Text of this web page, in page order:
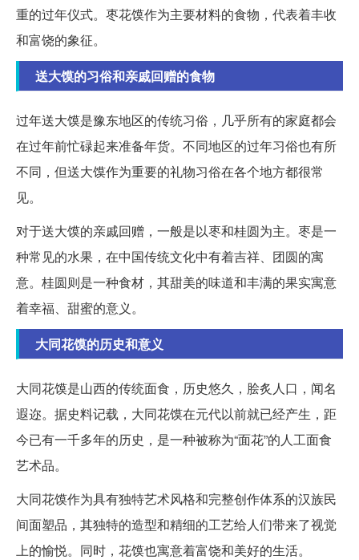
重的过年仪式。枣花馍作为主要材料的食物，代表着丰收
和富饶的象征。
送大馍的习俗和亲戚回赠的食物
过年送大馍是豫东地区的传统习俗，几乎所有的家庭都会
在过年前忙碌起来准备年货。不同地区的过年习俗也有所
不同，但送大馍作为重要的礼物习俗在各个地方都很常
见。
对于送大馍的亲戚回赠，一般是以枣和桂圆为主。枣是一
种常见的水果，在中国传统文化中有着吉祥、团圆的寓
意。桂圆则是一种食材，其甜美的味道和丰满的果实寓意
着幸福、甜蜜的意义。
大同花馍的历史和意义
大同花馍是山西的传统面食，历史悠久，脍炙人口，闻名
遐迩。据史料记载，大同花馍在元代以前就已经产生，距
今已有一千多年的历史，是一种被称为“面花”的人工面食
艺术品。
大同花馍作为具有独特艺术风格和完整创作体系的汉族民
间面塑品，其独特的造型和精细的工艺给人们带来了视觉
上的愉悦。同时，花馍也寓意着富饶和美好的生活。